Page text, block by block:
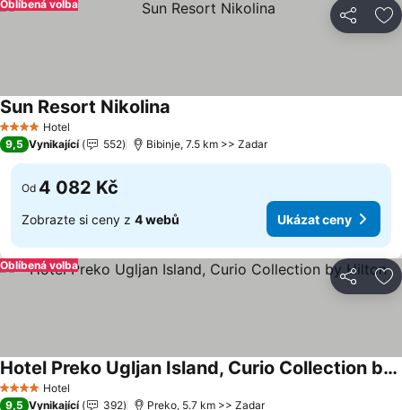
Sdílet
Oblíbená volba
4 Počet hvězdiček
Hotel
Sun Resort Nikolina
9,5 Vynikající 552 Bibinje, 7.5 km >> Zadar
Od 4 082 Kč
Zobrazte si ceny z 4 webů Ukázat ceny
Sdílet
Oblíbená volba
4 Počet hvězdiček
Hotel
Hotel Preko Ugljan Island, Curio Collection by Hilton
9,5 Vynikající 392 Preko, 5.7 km >> Zadar